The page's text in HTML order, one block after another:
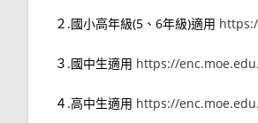
２.國小高年級(5、6年級)適用
３.國中生適用 https://
４.高中生適用 https://